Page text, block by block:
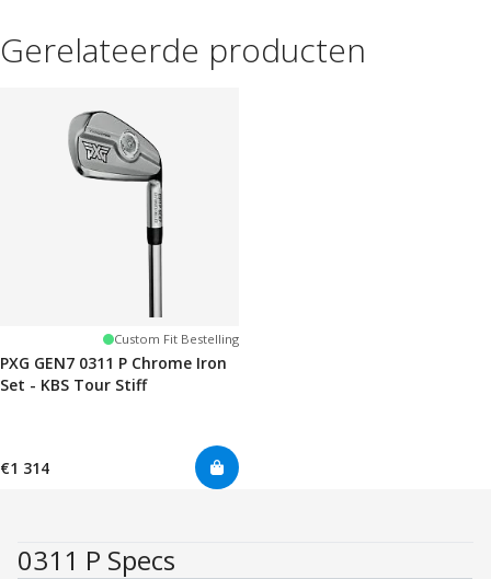
Gerelateerde producten
Custom Fit Bestelling
PXG GEN7 0311 P Chrome Iron
Set - KBS Tour Stiff
€1 314
0311 P Specs